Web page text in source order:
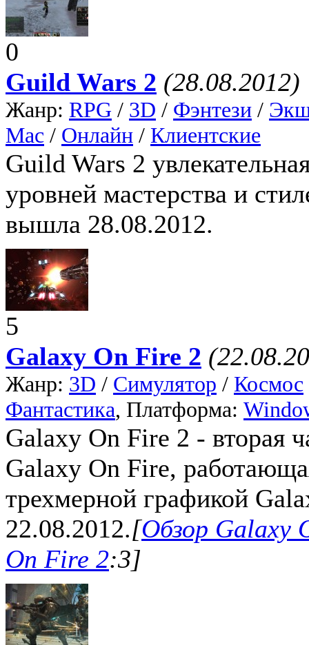
0
Guild Wars 2 (28.08.2012)
Жанр: RPG / 3D / Фэнтези /
Mac / Онлайн / Клиентские
Guild Wars 2
уровней мастерства и
вышла 28.08.2012.
5
Galaxy On Fire 2
Жанр: 3D / Симулятор / Космос
Фантастика, Платформа:
Galaxy On Fire 2 - вторая
Galaxy On Fire,
трехмерной графикой
22.08.2012.[Обзор Galaxy
On Fire 2:3]